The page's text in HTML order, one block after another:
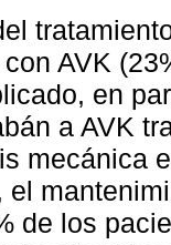
AVK
en
a AVK
mecánica
el
de los